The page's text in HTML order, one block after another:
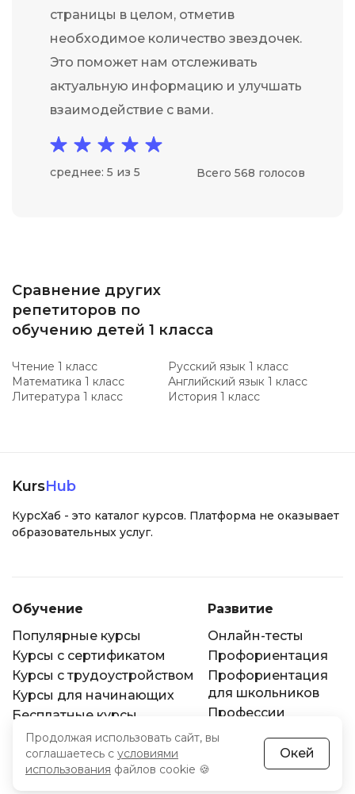
страницы в целом, отметив
необходимое количество звездочек.
Это поможет нам отслеживать
актуальную информацию и улучшать
взаимодействие с вами.
среднее: 5 из 5 Всего 568 голосов
Сравнение других
репетиторов по
обучению детей 1 класса
Чтение 1 класс
Русский язык 1 класс
Математика 1 класс
Английский язык 1 класс
Литература 1 класс
История 1 класс
KursHub
КурсХаб - это каталог курсов. Платформа не оказывает
образовательных услуг.
Обучение
Популярные курсы
Курсы с сертификатом
Курсы с трудоустройством
Курсы для начинающих
Бесплатные курсы
Мини курсы
Развитие
Онлайн-тесты
Профориентация
Профориентация
для школьников
Профессии
Вебинары
Информация
О нас
Продолжая использовать сайт, вы
соглашаетесь с условиями
использования файлов cookie 🍪
Окей